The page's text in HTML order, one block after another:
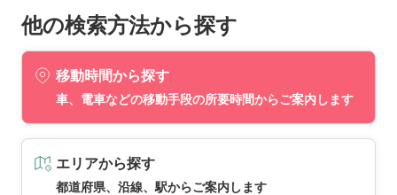
他の検索方法から探す
移動時間から探す
車、電車などの移動手段の所要時間からご案内します
エリアから探す
都道府県、沿線、駅からご案内します